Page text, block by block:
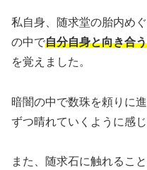
私自身、随求堂の胎内め
の中で自分自身と向き合
を覚えました。
暗闇の中で数珠を頼りに
ずつ晴れていくように感じ
また、随求石に触れるこ